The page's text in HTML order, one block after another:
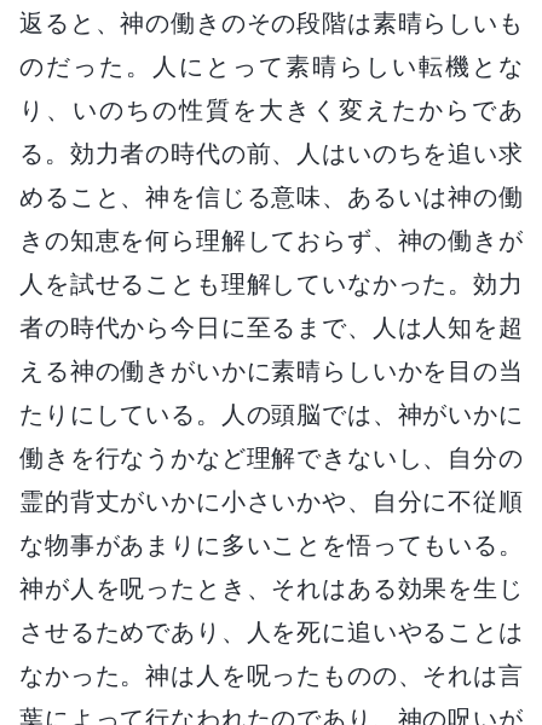
返ると、神の働きのその段階は素晴らしいも
のだった。人にとって素晴らしい転機とな
り、いのちの性質を大きく変えたからであ
る。効力者の時代の前、人はいのちを追い求
めること、神を信じる意味、あるいは神の働
きの知恵を何ら理解しておらず、神の働きが
人を試せることも理解していなかった。効力
者の時代から今日に至るまで、人は人知を超
える神の働きがいかに素晴らしいかを目の当
たりにしている。人の頭脳では、神がいかに
働きを行なうかなど理解できないし、自分の
霊的背丈がいかに小さいかや、自分に不従順
な物事があまりに多いことを悟ってもいる。
神が人を呪ったとき、それはある効果を生じ
させるためであり、人を死に追いやることは
なかった。神は人を呪ったものの、それは言
葉によって行なわれたのであり、神の呪いが